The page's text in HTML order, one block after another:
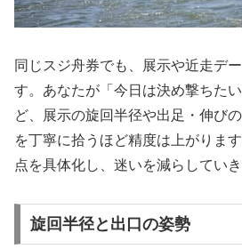
同じスジ舟券でも、展示や近走デ
す。あなたが「今日は決め撃ちた
ど、展示の旋回半径や出足・伸び
を丁寧に拾うほど精度は上がりま
点を具体化し、迷いを減らしていき
旋回半径と出口の姿勢